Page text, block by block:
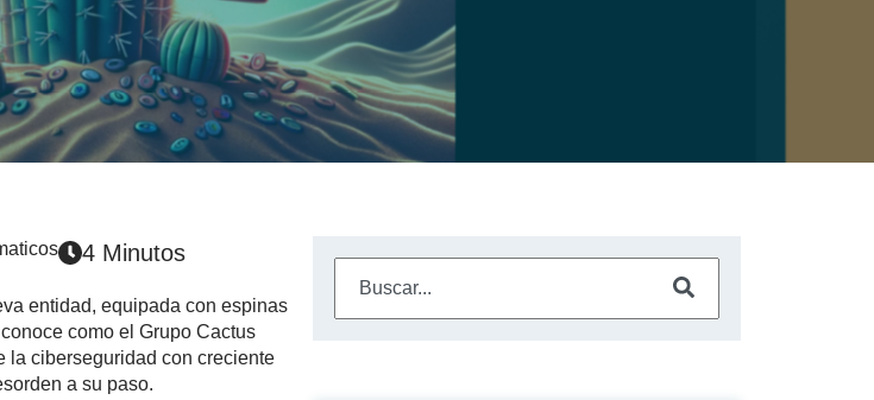
4 Minutos
entidad, equipada con espinas
como el Grupo Cactus
la ciberseguridad con creciente
a su paso.